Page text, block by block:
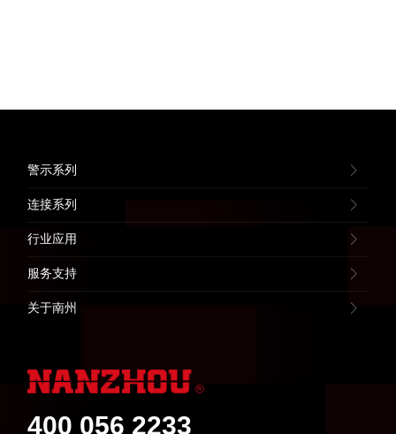
警示系列
连接系列
行业应用
服务支持
关于南州
400 056 2233